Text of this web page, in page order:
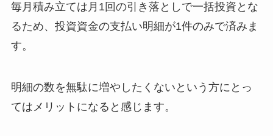
毎月積み立ては月1回の引き落としで一括投資とな
るため、投資資金の支払い明細が1件のみで済みま
す。
明細の数を無駄に増やしたくないという方にとっ
てはメリットになると感じます。